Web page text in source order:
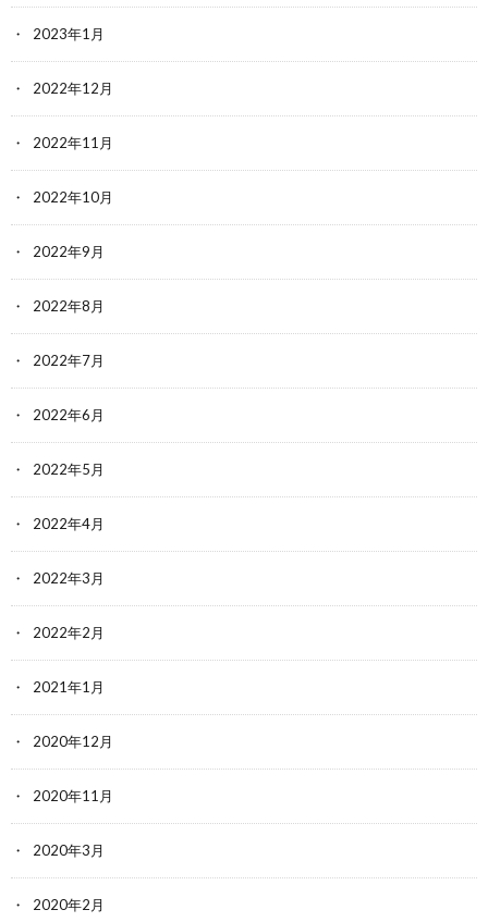
2023年1月
2022年12月
2022年11月
2022年10月
2022年9月
2022年8月
2022年7月
2022年6月
2022年5月
2022年4月
2022年3月
2022年2月
2021年1月
2020年12月
2020年11月
2020年3月
2020年2月